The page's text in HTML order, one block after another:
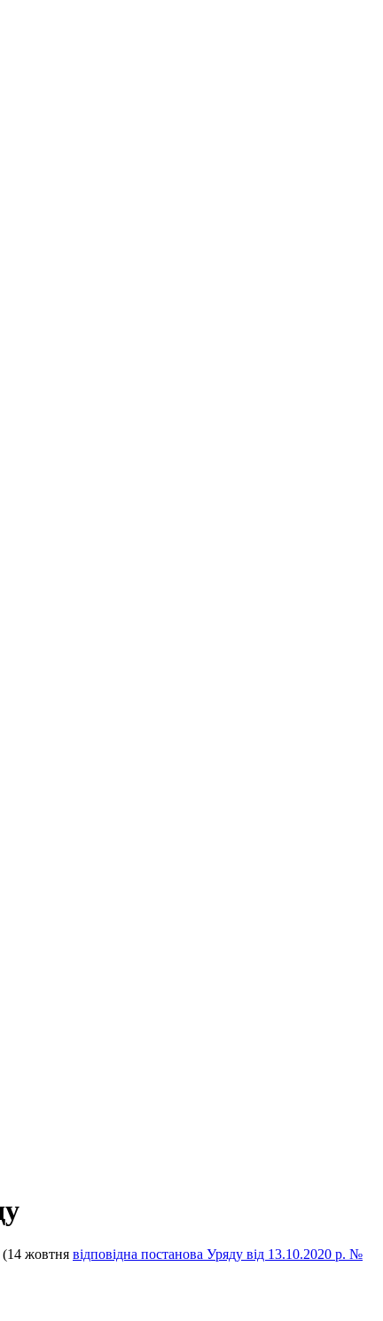
(14 жовтня відповідна постанова Уряду від 13.10.2020 р. №